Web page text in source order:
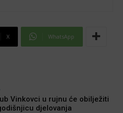
X WhatsApp
Vinkovci u rujnu će obilježiti
djelovanja